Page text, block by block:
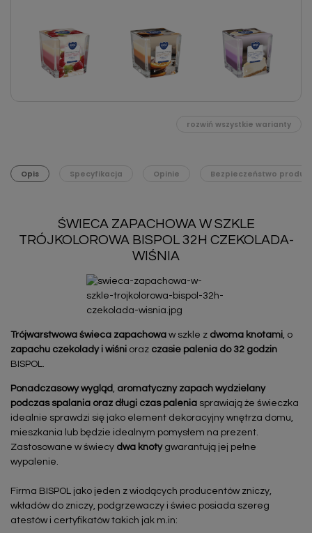
rozwiń wszystkie warianty
Opis Specyfikacja Opinie Bezpieczeństwo
ŚWIECA ZAPACHOWA W SZKLE
TRÓJKOLOROWA BISPOL 32H CZEKOLADA-
WIŚNIA
Trójwarstwowa świeca zapachowa w szkle z dwoma knotami, o
zapachu czekolady i wiśni oraz czasie palenia do 32 godzin
BISPOL.
Ponadczasowy wygląd , aromatyczny zapach wydzielany
podczas spalania oraz długi czas palenia sprawiają że świeczka
idealnie sprawdzi się jako element dekoracyjny wnętrza domu,
mieszkania lub będzie idealnym pomysłem na prezent.
Zastosowane w świecy dwa knotygwarantują jej pełne
wypalenie.
Firma BISPOL jako jeden z wiodących producentów zniczy,
wkładów do zniczy, podgrzewaczy i świec posiada szereg
atestów i certyfikatów takich jak m.in: